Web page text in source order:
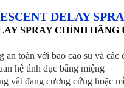
DELAY
SPRAY CHÍNH HÃNG
an toàn với bao cao su và các
hệ tình dục bằng miệng
vật đang cương cứng hoặc